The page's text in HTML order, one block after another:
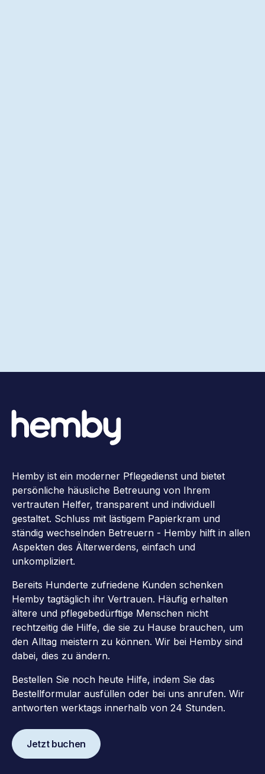
Hemby ist ein moderner Pflegedienst und bietet
persönliche häusliche Betreuung von Ihrem
vertrauten Helfer, transparent und individuell
gestaltet. Schluss mit lästigem Papierkram und
ständig wechselnden Betreuern - Hemby hilft in allen
Aspekten des Älterwerdens, einfach und
unkompliziert.
Bereits Hunderte zufriedene Kunden schenken
Hemby tagtäglich ihr Vertrauen. Häufig erhalten
ältere und pflegebedürftige Menschen nicht
rechtzeitig die Hilfe, die sie zu Hause brauchen, um
den Alltag meistern zu können. Wir bei Hemby sind
dabei, dies zu ändern.
Bestellen Sie noch heute Hilfe, indem Sie das
Bestellformular ausfüllen oder bei uns anrufen. Wir
antworten werktags innerhalb von 24 Stunden.
Jetzt buchen